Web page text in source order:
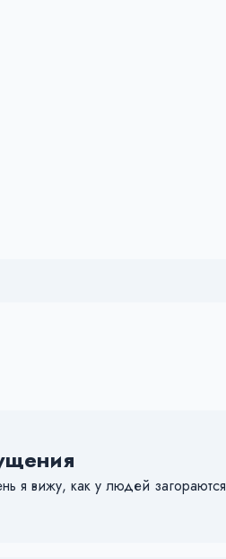
я вижу, как у людей загораются